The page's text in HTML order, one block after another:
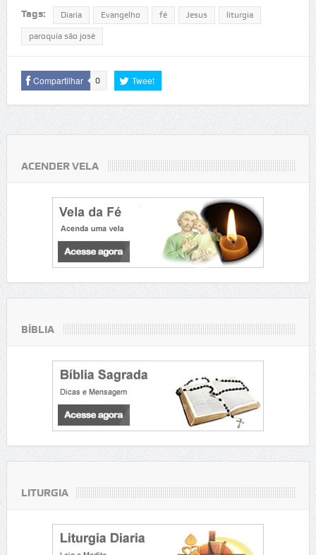
Tags: Diaria Evangelho fé Jesus liturgia
paroquia são josé
Compartilhar 0 Tweet
ACENDER VELA
BÍBLIA
LITURGIA